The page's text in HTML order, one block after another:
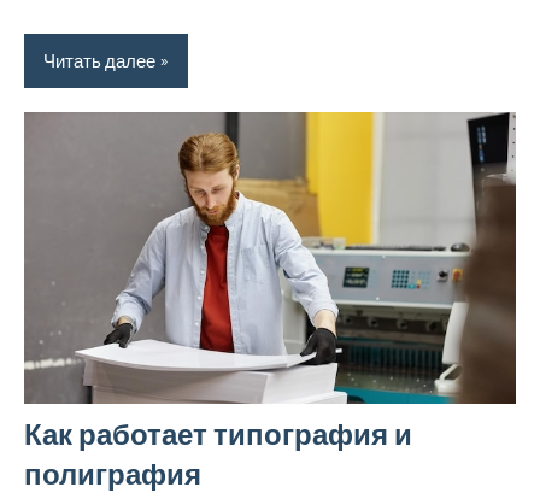
Читать далее
Как работает типография и
полиграфия